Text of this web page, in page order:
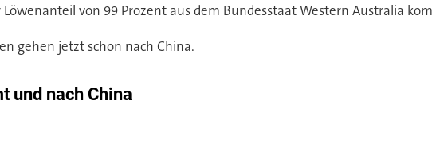
von 99 Prozent aus dem Bundesstaat Western Australia
gehen jetzt schon nach China.